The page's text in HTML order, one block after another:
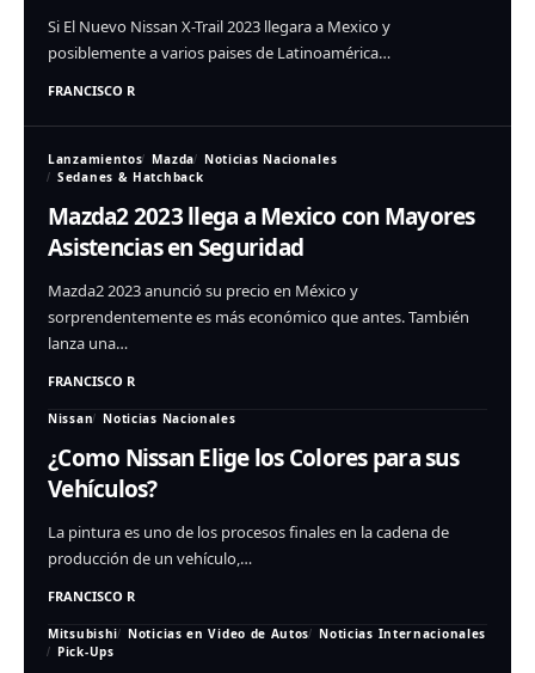
Si El Nuevo Nissan X-Trail 2023 llegara a Mexico y
posiblemente a varios paises de Latinoamérica…
FRANCISCO R
Lanzamientos Mazda
Noticias Nacionales
Sedanes & Hatchback
Mazda2 2023 llega a Mexico con Mayores
Asistencias en Seguridad
Mazda2 2023 anunció su precio en México y
sorprendentemente es más económico que antes. También
lanza una…
FRANCISCO R
Nissan Noticias Nacionales
¿Como Nissan Elige los Colores para sus
Vehículos?
La pintura es uno de los procesos finales en la cadena de
producción de un vehículo,…
FRANCISCO R
Mitsubishi Noticias en Video de Autos
Noticias Internacionales
Pick-Ups